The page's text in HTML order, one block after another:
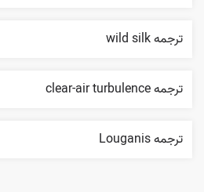
ترجمه wild silk
ترجمه clear-air turbulence
ترجمه Louganis